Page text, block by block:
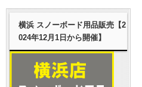
横浜 スノーボード用品販売【2
024年12月1日から開催】